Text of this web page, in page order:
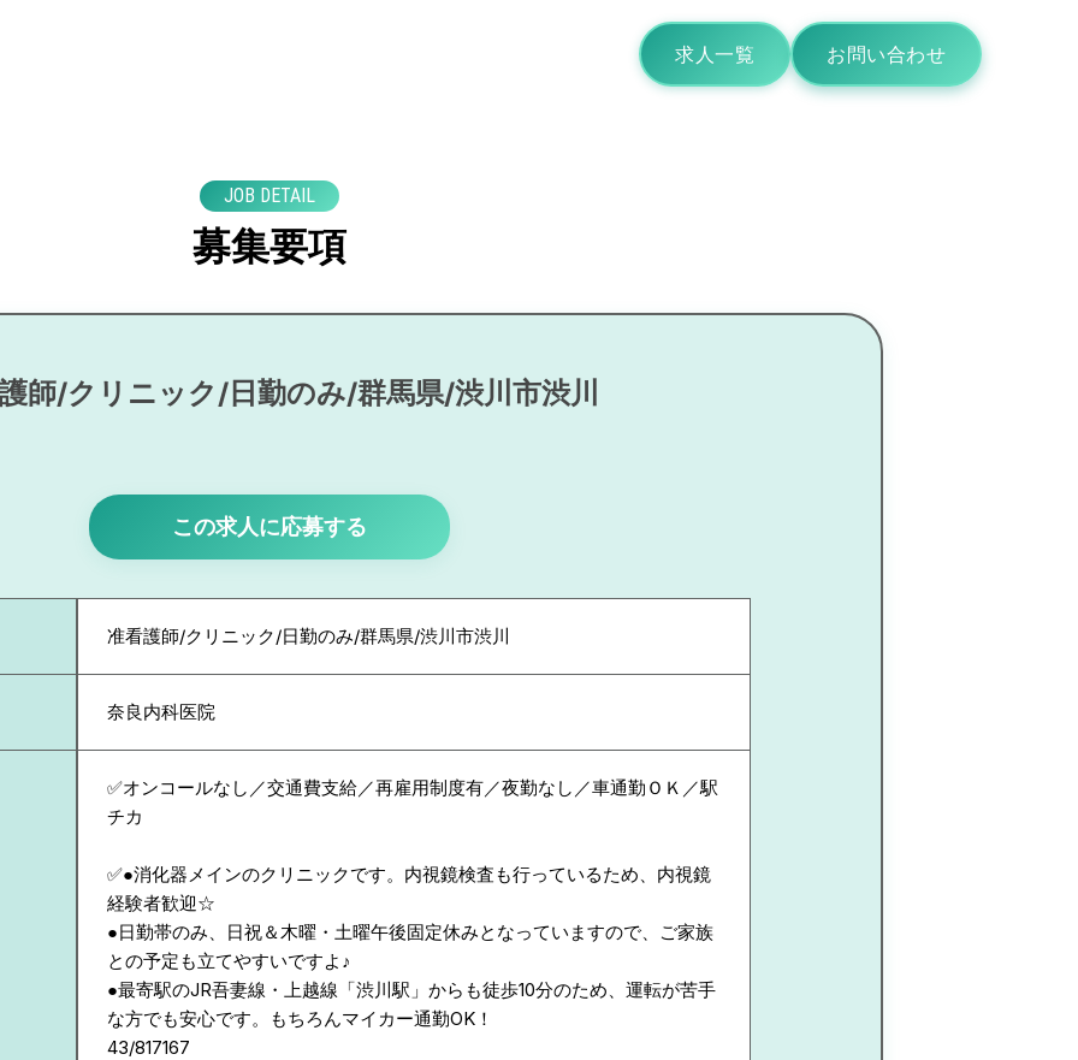
求人一覧 お問い合わせ
JOB DETAIL
募集要項
師/クリニック/日勤のみ/群馬県/渋川市渋川
この求人に応募する
准看護師/クリニック/日勤のみ/群馬県/渋川市渋川
奈良内科医院
✅オンコールなし／交通費支給／再雇用制度有／夜勤なし／車通勤ＯＫ／駅
チカ
✅●消化器メインのクリニックです。内視鏡検査も行っているため、内視鏡
経験者歓迎☆
●日勤帯のみ、日祝＆木曜・土曜午後固定休みとなっていますので、ご家族
との予定も立てやすいですよ♪
●最寄駅のJR吾妻線・上越線「渋川駅」からも徒歩10分のため、運転が苦手
な方でも安心です。もちろんマイカー通勤OK！
43/817167